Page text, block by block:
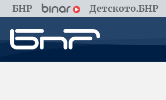
БНР Детското.БНР